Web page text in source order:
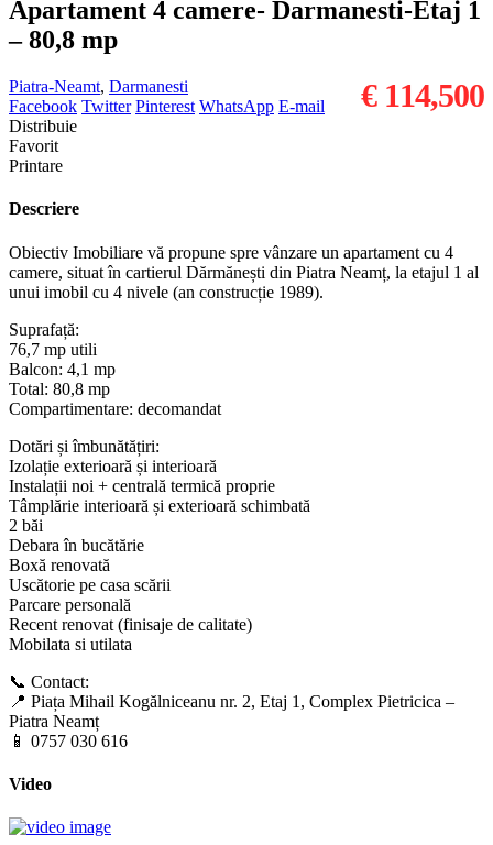
Apartament 4 camere- Darmanesti-Etaj 1
– 80,8 mp
€ 114,500
Piatra-Neamt, Darmanesti
Facebook Twitter Pinterest WhatsApp E-mail
Distribuie
Favorit
Printare
Descriere
Obiectiv Imobiliare vă propune spre vânzare un apartament cu 4
camere, situat în cartierul Dărmănești din Piatra Neamț, la etajul 1 al
unui imobil cu 4 nivele (an construcție 1989).
Suprafață:
76,7 mp utili
Balcon: 4,1 mp
Total: 80,8 mp
Compartimentare: decomandat
Dotări și îmbunătățiri:
Izolație exterioară și interioară
Instalații noi + centrală termică proprie
Tâmplărie interioară și exterioară schimbată
2 băi
Debara în bucătărie
Boxă renovată
Uscătorie pe casa scării
Parcare personală
Recent renovat (finisaje de calitate)
Mobilata si utilata
📞 Contact:
📍 Piața Mihail Kogălniceanu nr. 2, Etaj 1, Complex Pietricica –
Piatra Neamț
📱 0757 030 616
Video